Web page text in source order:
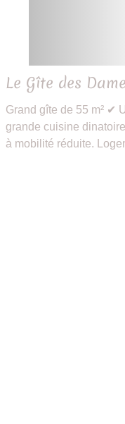
Le Gîte des
Grand gîte de 55 m² ✔
grande cuisine
à mobilité réduite.